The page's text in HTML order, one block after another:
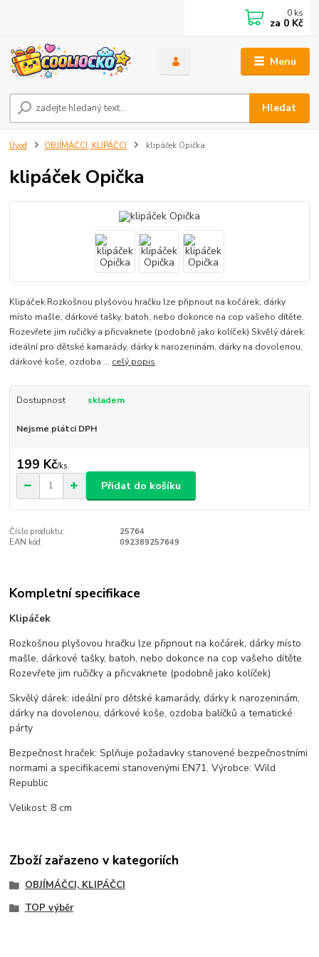
Menu
Hledat
0 ks
za 0 Kč
Úvod OBJÍMÁČCI, KLIPÁČCI klipáček Opička
klipáček Opička
Klipáček Rozkošnou plyšovou hračku lze připnout na kočárek, dárky
místo mašle, dárkové tašky, batoh, nebo dokonce na cop vašeho dítěte.
Rozevřete jim ručičky a přicvaknete (podobně jako kolíček) Skvělý dárek:
ideální pro dětské kamarády, dárky k narozeninám, dárky na dovolenou,
dárkové koše, ozdoba ... celý popis
Dostupnost skladem
Nejsme plátci DPH
199 Kč/ks
Přidat do košíku
Číslo produktu:
25764
EAN kód:
092389257649
Kompletní specifikace
Klipáček
Rozkošnou plyšovou hračku lze připnout na kočárek, dárky místo
mašle, dárkové tašky, batoh, nebo dokonce na cop vašeho dítěte.
Rozevřete jim ručičky a přicvaknete (podobně jako kolíček)
Skvělý dárek: ideální pro dětské kamarády, dárky k narozeninám,
dárky na dovolenou, dárkové koše, ozdoba balíčků a tematické
párty
Bezpečnost hraček: Splňuje požadavky stanovené bezpečnostními
normami a specifikacemi stanovenými EN71. Výrobce: Wild
Republic
Velikost: 8 cm
Zboží zařazeno v kategoriích
OBJÍMÁČCI, KLIPÁČCI
TOP výběr